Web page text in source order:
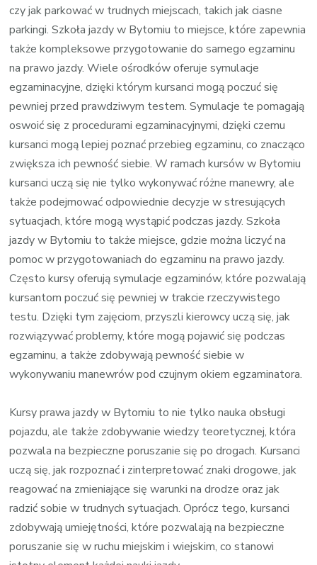
czy jak parkować w trudnych miejscach, takich jak ciasne
parkingi. Szkoła jazdy w Bytomiu to miejsce, które zapewnia
także kompleksowe przygotowanie do samego egzaminu
na prawo jazdy. Wiele ośrodków oferuje symulacje
egzaminacyjne, dzięki którym kursanci mogą poczuć się
pewniej przed prawdziwym testem. Symulacje te pomagają
oswoić się z procedurami egzaminacyjnymi, dzięki czemu
kursanci mogą lepiej poznać przebieg egzaminu, co znacząco
zwiększa ich pewność siebie. W ramach kursów w Bytomiu
kursanci uczą się nie tylko wykonywać różne manewry, ale
także podejmować odpowiednie decyzje w stresujących
sytuacjach, które mogą wystąpić podczas jazdy. Szkoła
jazdy w Bytomiu to także miejsce, gdzie można liczyć na
pomoc w przygotowaniach do egzaminu na prawo jazdy.
Często kursy oferują symulacje egzaminów, które pozwalają
kursantom poczuć się pewniej w trakcie rzeczywistego
testu. Dzięki tym zajęciom, przyszli kierowcy uczą się, jak
rozwiązywać problemy, które mogą pojawić się podczas
egzaminu, a także zdobywają pewność siebie w
wykonywaniu manewrów pod czujnym okiem egzaminatora.
Kursy prawa jazdy w Bytomiu to nie tylko nauka obsługi
pojazdu, ale także zdobywanie wiedzy teoretycznej, która
pozwala na bezpieczne poruszanie się po drogach. Kursanci
uczą się, jak rozpoznać i zinterpretować znaki drogowe, jak
reagować na zmieniające się warunki na drodze oraz jak
radzić sobie w trudnych sytuacjach. Oprócz tego, kursanci
zdobywają umiejętności, które pozwalają na bezpieczne
poruszanie się w ruchu miejskim i wiejskim, co stanowi